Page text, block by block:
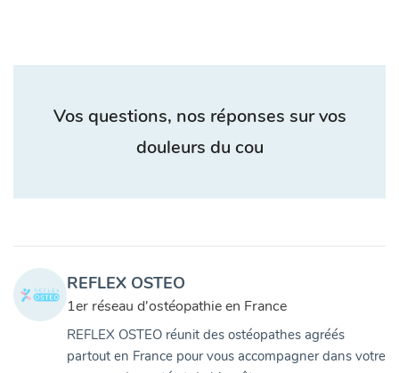
Vos questions, nos réponses sur vos
douleurs du cou
REFLEX OSTEO
1er réseau d'ostéopathie en France
REFLEX OSTEO réunit des ostéopathes agréés
partout en France pour vous accompagner dans votre